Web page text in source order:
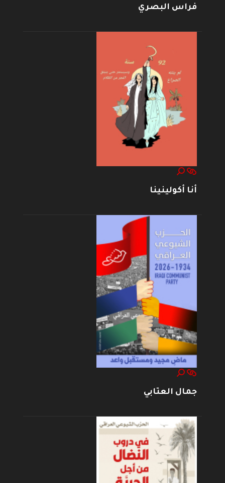
فراس البصري
أنا أكولينينا
جمال العتابي